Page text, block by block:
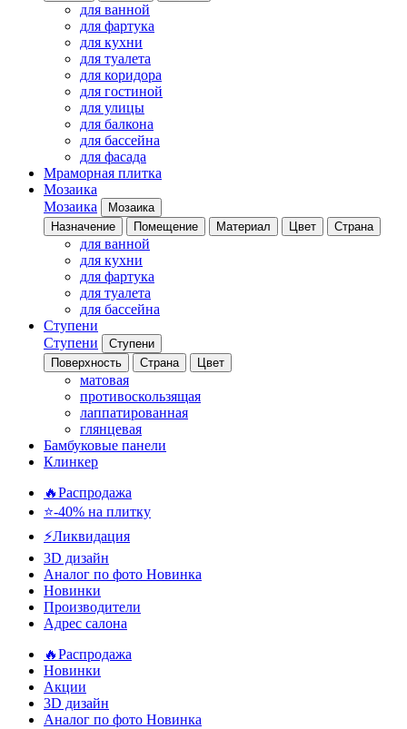
для ванной
для фартука
для кухни
для туалета
для коридора
для гостиной
для улицы
для балкона
для бассейна
для фасада
Мраморная плитка
Мозаика
Мозаика
Мозаика
Назначение
Помещение Материал Цвет Страна
для ванной
для кухни
для фартука
для туалета
для бассейна
Ступени
Ступени
Ступени
Поверхность
Страна Цвет
матовая
противоскользящая
лаппатированная
глянцевая
Бамбуковые панели
Клинкер
🔥Распродажа
⭐-40% на плитку
⚡️Ликвидация
3D дизайн
Аналог по фото Новинка
Новинки
Производители
Адрес салона
🔥Распродажа
Новинки
Акции
3D дизайн
Аналог по фото Новинка